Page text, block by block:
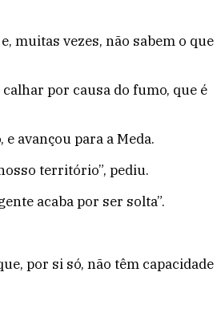
muitas vezes, não sabem o que
por causa do fumo, que é
avançou para a Meda.
território”, pediu.
acaba por ser solta”.
por si só, não têm capacidade